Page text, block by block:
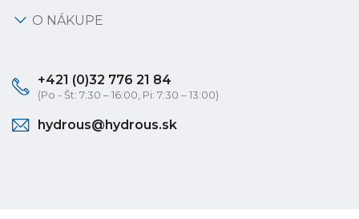
O NÁKUPE
+421 (0)32 776 21 84
(Po - Št: 7:30 – 16:00, Pi: 7:30 – 13:00)
hydrous@hydrous.sk